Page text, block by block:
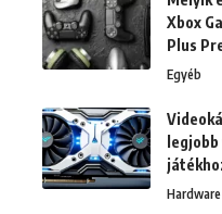
Xbox
Plus
Egyéb
Hardware